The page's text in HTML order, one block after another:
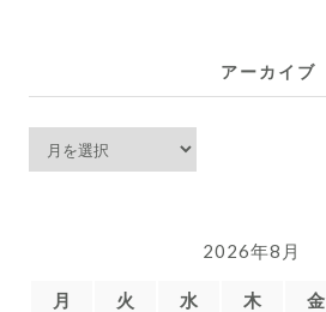
アーカイブ
ー
2026年8月
月 火 水 木 金